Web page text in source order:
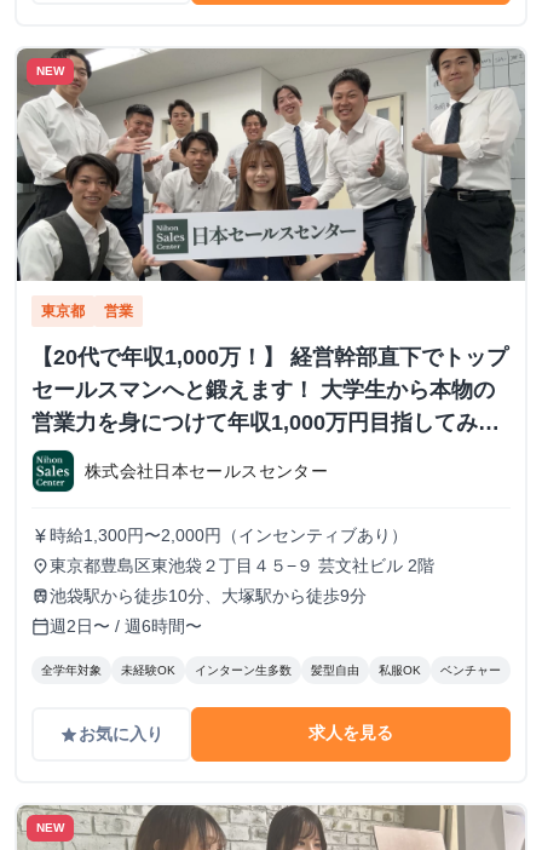
NEW
東京都 営業
【20代で年収1,000万！】 経営幹部直下でトップ
セールスマンへと鍛えます！ 大学生から本物の
営業力を身につけて年収1,000万円目指してみま
せんか？ ※当社直結内定あり #学歴不問 #未経験
可 #1.2年生可 - 株式会社日本セールスセンター
の長期・有給インターンシップ
株式会社日本セールスセンター
currency_yen 時給1,300円〜2,000円（インセンティブあり）
place東京都豊島区東池袋２丁目４５−９ 芸文社ビル 2階
train池袋駅から徒歩10分、大塚駅から徒歩9分
calendar_today週2日〜 / 週6時間〜
全学年対象 未経験OK インターン生多数 髪型自由 私服OK ベンチャー
gradeお気に入り 求人を見る
NEW